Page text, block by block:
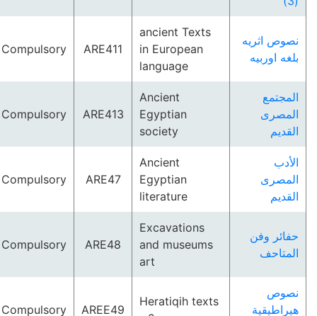
نصوص اثريه
بلغه اوربيه
ancient Texts
in European
language
ARE411
Compulsory
المجتمع
المصرى
القديم
Ancient
Egyptian
society
ARE413
Compulsory
الأدب
المصرى
القديم
Ancient
Egyptian
literature
ARE47
Compulsory
حفائر وفن
المتاحف
Excavations
and museums
art
ARE48
Compulsory
نصوص
هيراطيقية
Heratiqih texts
AREE49
Compulsory